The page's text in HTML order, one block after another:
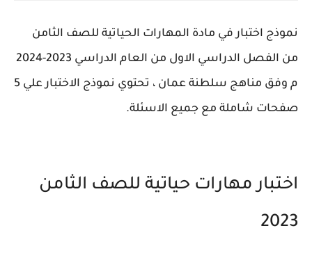
نموذج اختبار في مادة المهارات الحياتية للصف الثامن
من الفصل الدراسي الاول من العام الدراسي 2023-2024
م وفق مناهج سلطنة عمان ، تحتوي نموذج الاختبار علي 5
صفحات شاملة مع جميع الاسئلة.
اختبار مهارات حياتية للصف الثامن
2023